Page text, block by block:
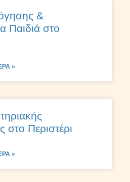
&
Παιδιά στο
»
Περιστέρι
»